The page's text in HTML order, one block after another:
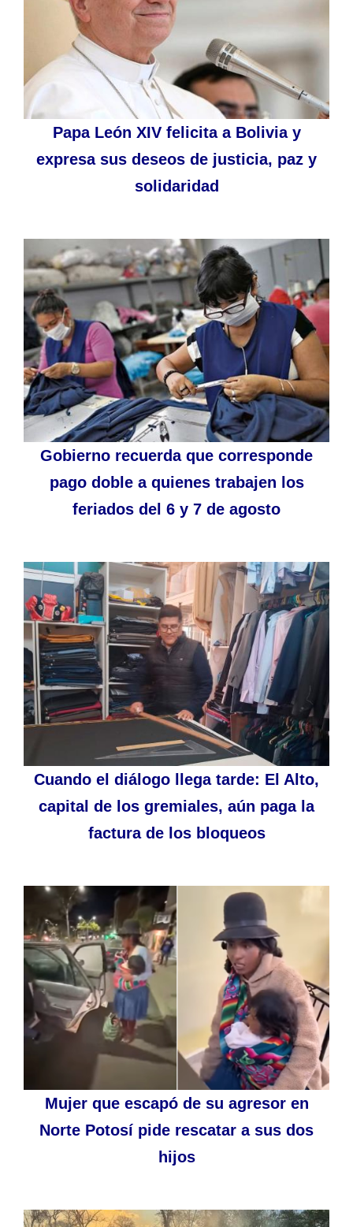
Papa León XIV felicita a Bolivia y
expresa sus deseos de justicia, paz y
solidaridad
Gobierno recuerda que corresponde
pago doble a quienes trabajen los
feriados del 6 y 7 de agosto
Cuando el diálogo llega tarde: El Alto,
capital de los gremiales, aún paga la
factura de los bloqueos
Mujer que escapó de su agresor en
Norte Potosí pide rescatar a sus dos
hijos